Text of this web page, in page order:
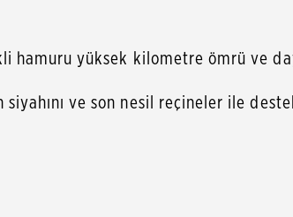
yüksek kilometre ömrü ve
ve son nesil reçineler ile